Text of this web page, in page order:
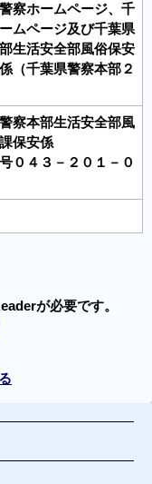
察ホームページ、千
ムページ及び千葉県
生活安全部風俗保安
（千葉県警察本部２
察本部生活安全部風
保安係
０４３－２０１－０
が必要です。